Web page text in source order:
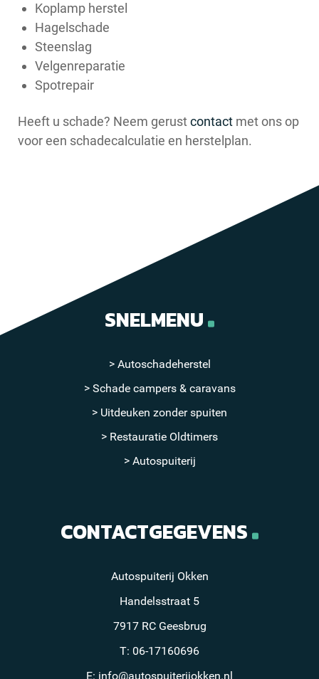
Koplamp herstel
Hagelschade
Steenslag
Velgenreparatie
Spotrepair
Heeft u schade? Neem gerustcontact met ons op
voor een schadecalculatie en herstelplan.
SNELMENU
Autoschadeherstel
Schade campers & caravans
Uitdeuken zonder spuiten
Restauratie Oldtimers
Autospuiterij
CONTACTGEGEVENS
Autospuiterij Okken
Handelsstraat 5
7917 RC Geesbrug
T: 06-17160696
E: info@autospuiterijokken.nl